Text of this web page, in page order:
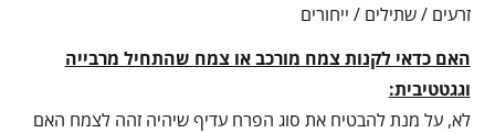
זרעים / שתילים / ייחורים
האם כדאי לקנות צמח מורכב או צמח שהתחיל מרבייה
וגגטטיבית:
לא, על מנת להבטיח את סוג הפרח עדיף שיהיה זהה לצמח האם